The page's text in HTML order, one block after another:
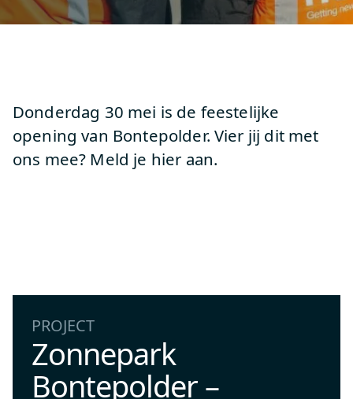
Donderdag 30 mei is de feestelijke
opening van Bontepolder. Vier jij dit met
ons mee? Meld je hier aan.
PROJECT
Zonnepark
Bontepolder –